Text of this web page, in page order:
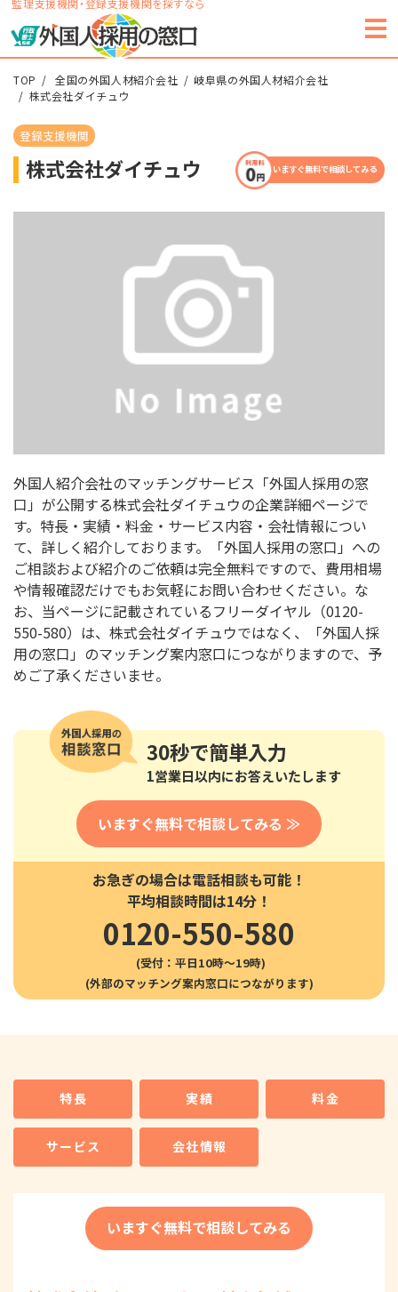
監理支援機関・登録支援機関を探すなら
TOP 全国の外国人材紹介会社
岐阜県の外国人材紹介会社
株式会社ダイチュウ
登録支援機関
株式会社ダイチュウ いますぐ無料で相談してみる
外国人紹介会社のマッチングサービス「外国人採用の窓
口」が公開する株式会社ダイチュウの企業詳細ページで
す。特長・実績・料金・サービス内容・会社情報につい
て、詳しく紹介しております。「外国人採用の窓口」への
ご相談および紹介のご依頼は完全無料ですので、費用相場
や情報確認だけでもお気軽にお問い合わせください。な
お、当ページに記載されているフリーダイヤル（0120-
550-580）は、株式会社ダイチュウではなく、「外国人採
用の窓口」のマッチング案内窓口につながりますので、予
めご了承くださいませ。
30秒で簡単入力
1営業日以内にお答えいたします
いますぐ無料で相談してみる ≫
お急ぎの場合は電話相談も可能！
平均相談時間は14分！
0120-550-580
(受付：平日10時〜19時)
特長 実績 料金
サービス 会社情報
いますぐ無料で相談してみる